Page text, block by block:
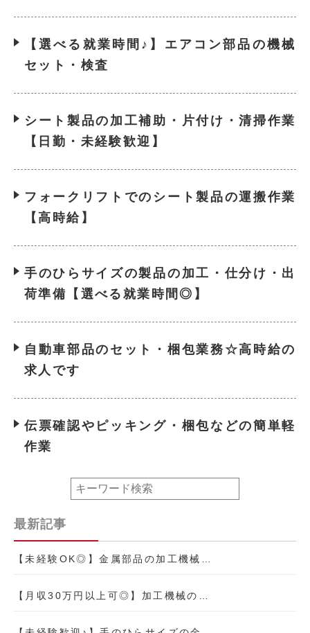
【選べる就業時間♪】エアコン部品の機械
セット・検査
シート製品の加工補助・片付け・清掃作業
【日勤・未経験歓迎】
フォークリフトでのシート製品の運搬作業
【高時給】
手のひらサイズの製品の加工・仕分け・出
荷準備【選べる就業時間◎】
自動車部品のセット・梱包業務☆高時給の
求人です
伝票確認やピッキング・梱包などの簡単軽
作業
最新記事
【未経験OK◎】金属部品の加工機械…
【月収30万円以上可◎】加工機械の…